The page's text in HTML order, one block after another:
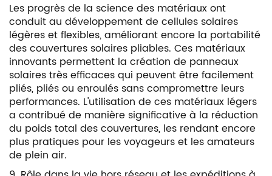
Les progrès de la science des matériaux ont
conduit au développement de cellules solaires
légères et flexibles, améliorant encore la portabilité
des couvertures solaires pliables. Ces matériaux
innovants permettent la création de panneaux
solaires très efficaces qui peuvent être facilement
pliés, pliés ou enroulés sans compromettre leurs
performances. L'utilisation de ces matériaux légers
a contribué de manière significative à la réduction
du poids total des couvertures, les rendant encore
plus pratiques pour les voyageurs et les amateurs
de plein air.